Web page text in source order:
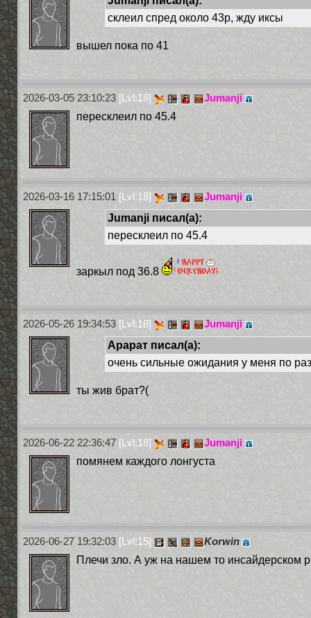
склеил спред около 43р, жду иксы
вышел пока по 41
2026-03-05 23:10:23[Lvl:18]
Jumanji
пересклеил по 45.4
2026-03-16 17:15:01 [Lvl:18]
Jumanji
Jumanji писал(а):
пересклеил по 45.4
заркыл под 36.8
2026-05-26 19:34:53[Lvl:18]
Jumanji
Арарат писал(а):
очень сильные ожидания у меня по
ты жив брат?(
2026-06-22 22:36:47[Lvl:18]
Jumanji
помянем каждого лонгуста
2026-06-27 19:32:03[Lvl:15]
Korwin
Плечи зло. А уж на нашем то инсайдерском